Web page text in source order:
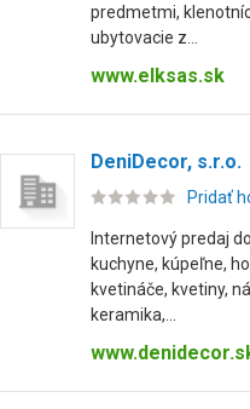
predmetmi,
ubytovacie z...
www.elksas.sk
DeniDecor, s.r.o.
Pridať
Internetový predaj
kuchyne, kúpeľne,
kvetináče, kvetiny,
keramika,...